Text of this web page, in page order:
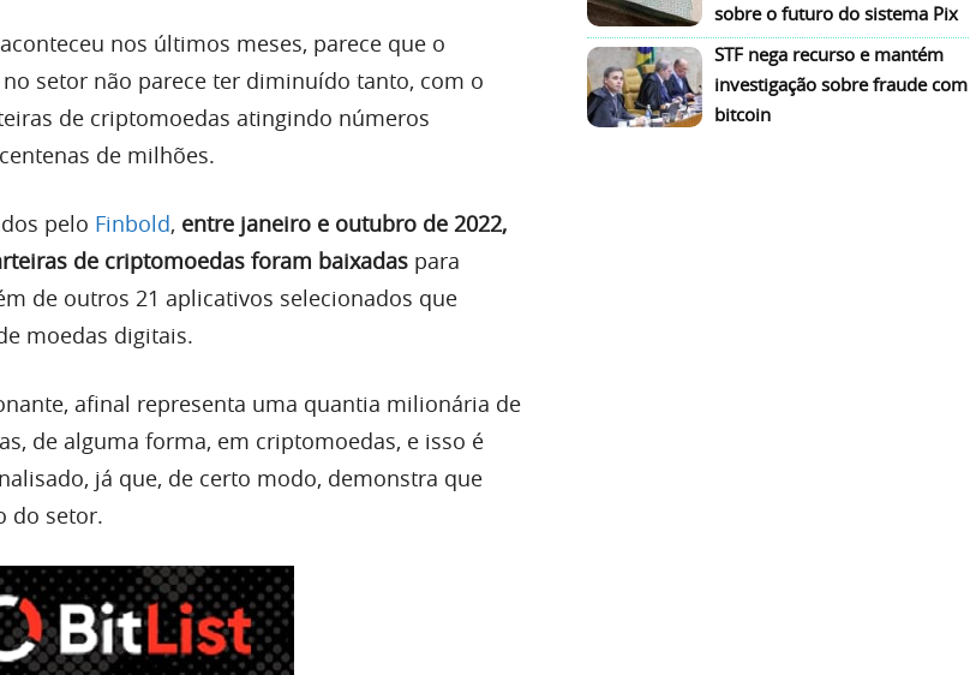
nos últimos meses, parece que o
setor não parece ter diminuído tanto, com o
de criptomoedas atingindo números
de milhões.
pelo Finbold, entre janeiro e outubro de 2022,
de criptomoedas foram baixadas para
de outros 21 aplicativos selecionados que
moedas digitais.
afinal representa uma quantia milionária de
de alguma forma, em criptomoedas, e isso é
já que, de certo modo, demonstra que
do setor.
sobre o futuro do sistema Pix
STF nega recurso e mantém
investigação sobre fraude com
bitcoin